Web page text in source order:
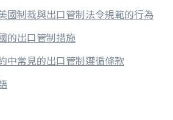
國制裁與出口管制法令規範的行為
的出口管制措施
中常見的出口管制遵循條款